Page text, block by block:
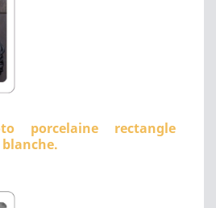
porcelaine rectangle